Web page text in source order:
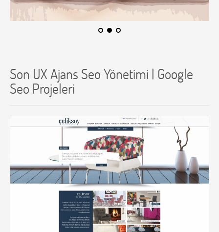
Son UX Ajans Seo Yönetimi | Google
Seo Projeleri